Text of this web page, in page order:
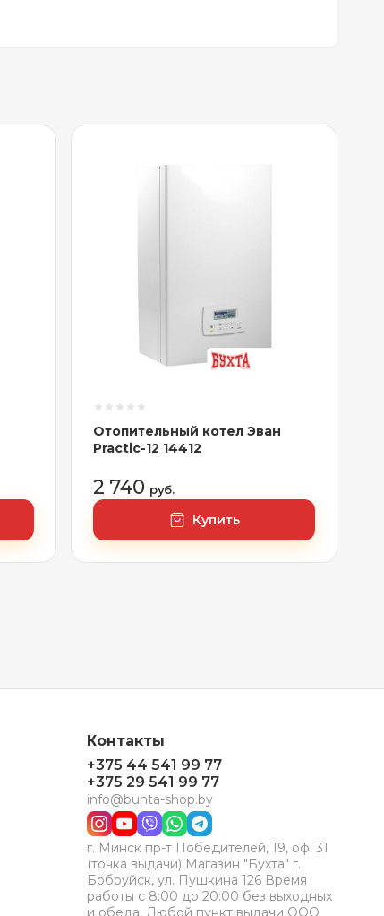
Отопительный котел Эван
Practic-12 14412
2 740 руб.
Купить
Контакты
+375 44 541 99 77
+375 29 541 99 77
info@buhta-shop.by
г. Минск пр-т Победителей, 19, оф. 31
(точка выдачи) Магазин "Бухта" г.
Бобруйск, ул. Пушкина 126 Время
работы с 8:00 до 20:00 без выходных
и обеда. Любой пункт выдачи ООО